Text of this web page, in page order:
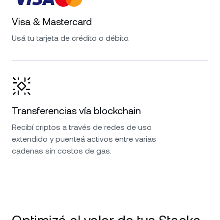
Visa & Mastercard
Usá tu tarjeta de crédito o débito.
Transferencias vía blockchain
Recibí criptos a través de redes de uso
extendido y puenteá activos entre varias
cadenas sin costos de gas.